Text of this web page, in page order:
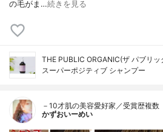
の毛がま…続きを見る
THE PUBLIC ORGANIC(ザ パブリッ
スーパーポジティブ シャンプー
－10才肌の美容愛好家／受賞歴複数
かずおいーめい